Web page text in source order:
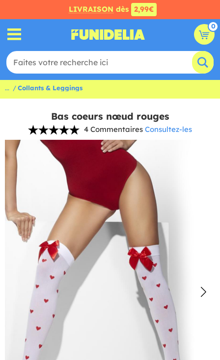
LIVRAISON dès 2,99€
0
... Collants & Leggings
Bas coeurs nœud rouges
4 Commentaires Consultez-les